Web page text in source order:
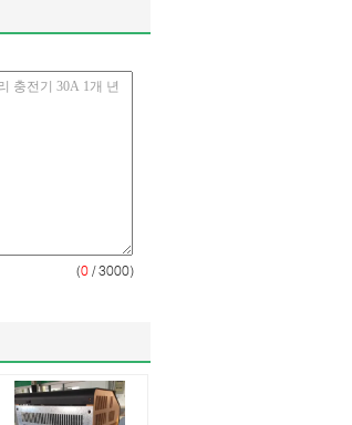
(0 / 3000)